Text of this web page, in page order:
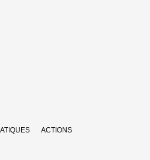
ACTIONS